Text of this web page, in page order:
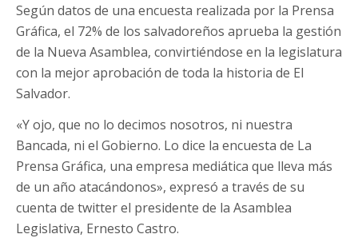
Según datos de una encuesta realizada por la Prensa
Gráfica, el 72% de los salvadoreños aprueba la gestión
de la Nueva Asamblea, convirtiéndose en la legislatura
con la mejor aprobación de toda la historia de El
Salvador.
«Y ojo, que no lo decimos nosotros, ni nuestra
Bancada, ni el Gobierno. Lo dice la encuesta de La
Prensa Gráfica, una empresa mediática que lleva más
de un año atacándonos», expresó a través de su
cuenta de twitter el presidente de la Asamblea
Legislativa, Ernesto Castro.